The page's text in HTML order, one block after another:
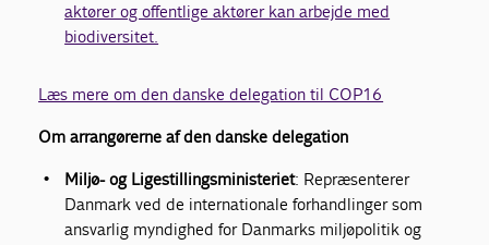
aktører og offentlige aktører kan arbejde med
biodiversitet.
Læs mere om den danske delegation til COP16
Om arrangørerne af den danske delegation
Miljø- og Ligestillingsministeriet: Repræsenterer
Danmark ved de internationale forhandlinger som
ansvarlig myndighed for Danmarks miljøpolitik og